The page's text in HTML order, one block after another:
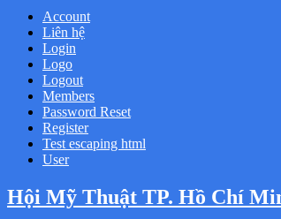
Account
Liên hệ
Login
Logo
Logout
Members
Password Reset
Register
Test escaping html
User
Hội Mỹ Thuật TP. Hồ Chí